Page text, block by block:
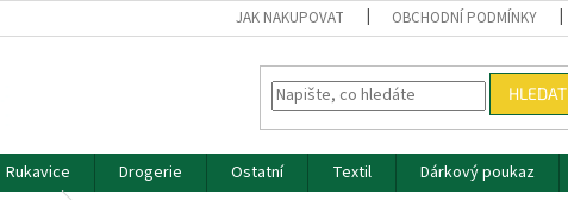
JAK NAKUPOVAT OBCHODNÍ PODMÍNKY
HLEDAT
Rukavice Drogerie Ostatní Textil Dárkový poukaz